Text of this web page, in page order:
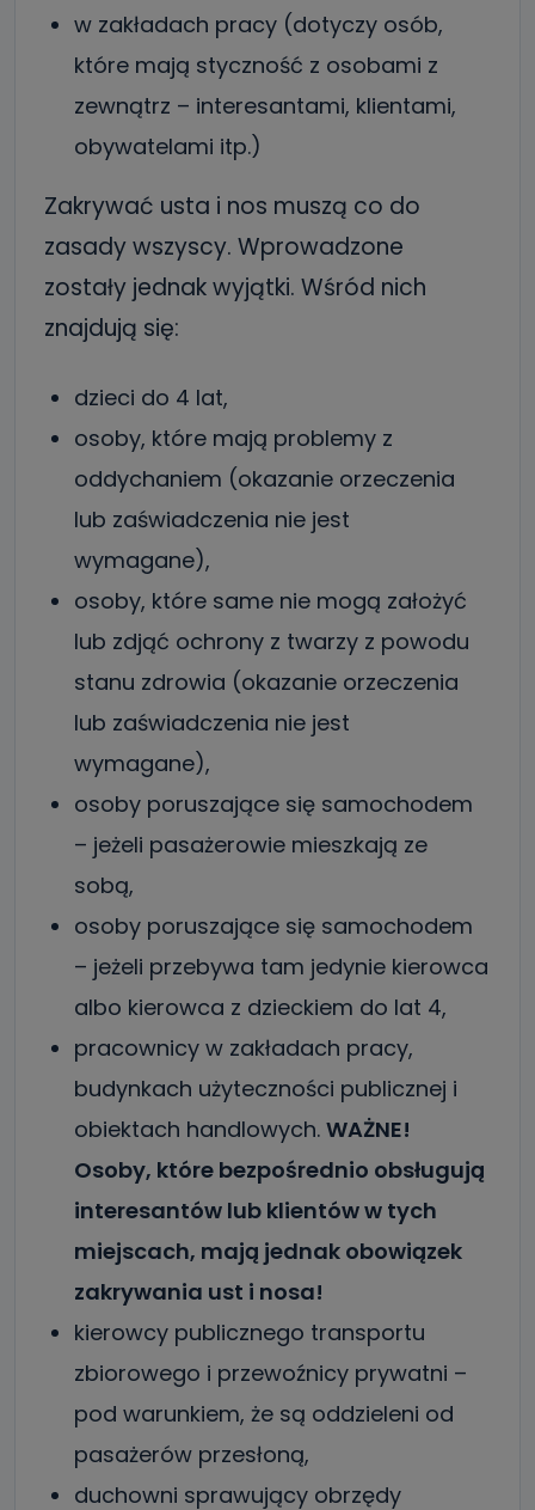
w zakładach pracy (dotyczy osób,
które mają styczność z osobami z
zewnątrz – interesantami, klientami,
obywatelami itp.)
Zakrywać usta i nos muszą co do
zasady wszyscy. Wprowadzone
zostały jednak wyjątki. Wśród nich
znajdują się:
dzieci do 4 lat,
osoby, które mają problemy z
oddychaniem (okazanie orzeczenia
lub zaświadczenia nie jest
wymagane),
osoby, które same nie mogą założyć
lub zdjąć ochrony z twarzy z powodu
stanu zdrowia (okazanie orzeczenia
lub zaświadczenia nie jest
wymagane),
osoby poruszające się samochodem
– jeżeli pasażerowie mieszkają ze
sobą,
osoby poruszające się samochodem
– jeżeli przebywa tam jedynie kierowca
albo kierowca z dzieckiem do lat 4,
pracownicy w zakładach pracy,
budynkach użyteczności publicznej i
obiektach handlowych. WAŻNE!
Osoby, które bezpośrednio obsługują
interesantów lub klientów w tych
miejscach, mają jednak obowiązek
zakrywania ust i nosa!
kierowcy publicznego transportu
zbiorowego i przewoźnicy prywatni –
pod warunkiem, że są oddzieleni od
pasażerów przesłoną,
duchowni sprawujący obrzędy